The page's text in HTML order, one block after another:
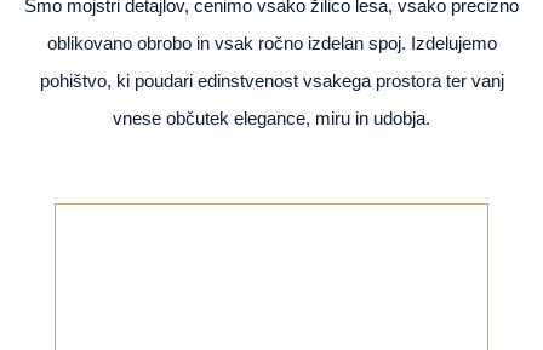
Smo mojstri detajlov, cenimo vsako žilico lesa, vsako precizno
oblikovano obrobo in vsak ročno izdelan spoj. Izdelujemo
pohištvo, ki poudari edinstvenost vsakega prostora ter vanj
vnese občutek elegance, miru in udobja.